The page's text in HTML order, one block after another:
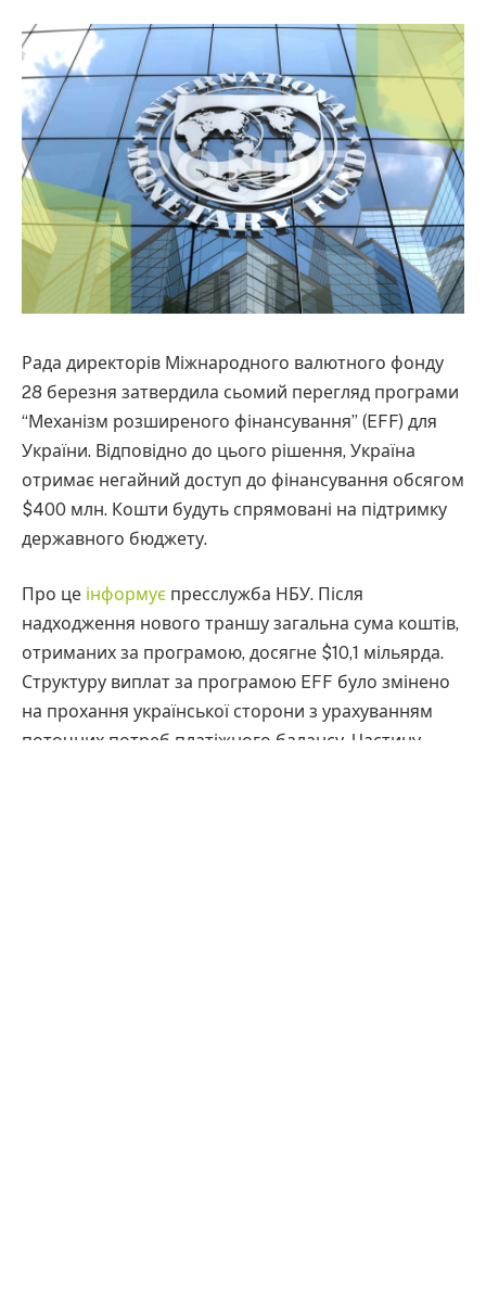
Рада директорів Міжнародного валютного фонду
28 березня затвердила сьомий перегляд програми
“Механізм розширеного фінансування” (EFF) для
України. Відповідно до цього рішення, Україна
отримає негайний доступ до фінансування обсягом
$400 млн. Кошти будуть спрямовані на підтримку
державного бюджету.
Про це інформує пресслужба НБУ. Після
надходження нового траншу загальна сума коштів,
отриманих за програмою, досягне $10,1 мільярда.
Структуру виплат за програмою EFF було змінено
на прохання української сторони з урахуванням
поточних потреб платіжного балансу. Частину